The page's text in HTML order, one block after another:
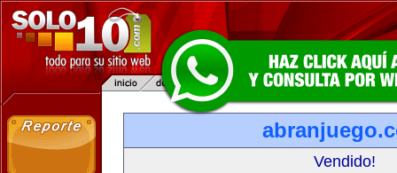
Vendido!